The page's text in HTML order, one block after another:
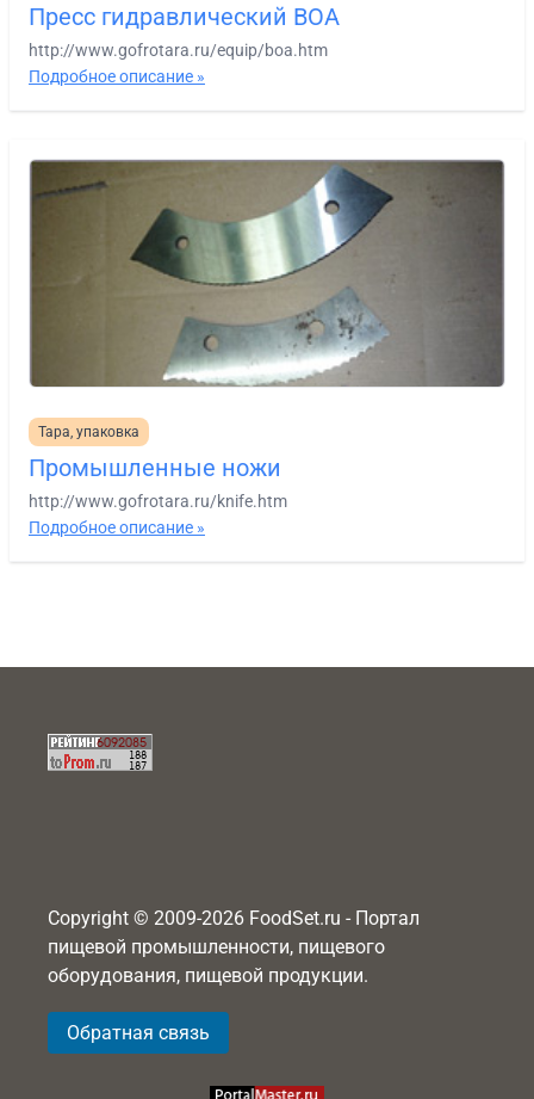
Пресс гидравлический BOA
http://www.gofrotara.ru/equip/boa.htm
Подробное описание »
Тара, упаковка
Промышленные ножи
http://www.gofrotara.ru/knife.htm
Подробное описание »
Copyright © 2009-2026 FoodSet.ru - Портал
пищевой промышленности, пищевого
оборудования, пищевой продукции.
Обратная связь